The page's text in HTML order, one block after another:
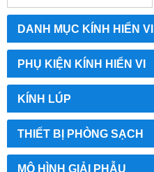
DANH MỤC KÍNH HIỂN VI
PHỤ KIỆN KÍNH HIỂN VI
KÍNH LÚP
THIẾT BỊ PHÒNG SẠCH
MÔ HÌNH GIẢI PHẪU